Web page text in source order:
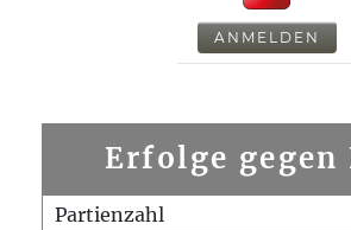
ANMELDEN
Erfolge
Partienzahl